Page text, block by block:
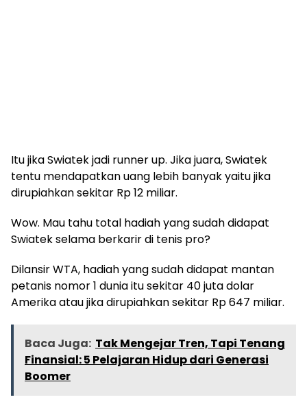
Itu jika Swiatek jadi runner up. Jika juara, Swiatek
tentu mendapatkan uang lebih banyak yaitu jika
dirupiahkan sekitar Rp 12 miliar.
Wow. Mau tahu total hadiah yang sudah didapat
Swiatek selama berkarir di tenis pro?
Dilansir WTA, hadiah yang sudah didapat mantan
petanis nomor 1 dunia itu sekitar 40 juta dolar
Amerika atau jika dirupiahkan sekitar Rp 647 miliar.
Baca Juga: Tak Mengejar Tren, Tapi Tenang
Finansial: 5 Pelajaran Hidup dari Generasi
Boomer